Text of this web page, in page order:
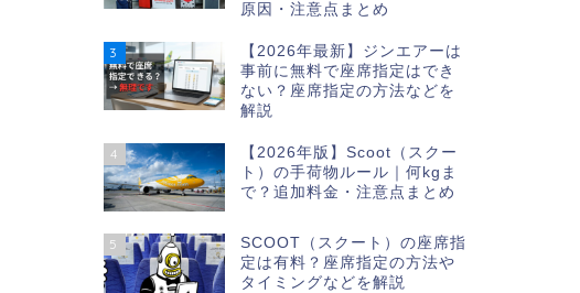
原因・注意点まとめ
3
【2026年最新】ジンエアーは
事前に無料で座席指定はでき
ない？座席指定の方法などを
解説
4
【2026年版】Scoot（スクー
ト）の手荷物ルール｜何kgま
で？追加料金・注意点まとめ
5
SCOOT（スクート）の座席指
定は有料？座席指定の方法や
タイミングなどを解説